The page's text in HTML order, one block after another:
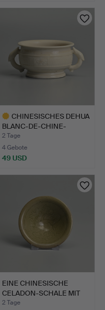
CHINESISCHES DEHUA
BLANC-DE-CHINE-
RÄUCHERG…
2 Tage
4 Gebote
49 USD
EINE CHINESISCHE
CELADON-SCHALE MIT
LOTUSD…
2 Tage